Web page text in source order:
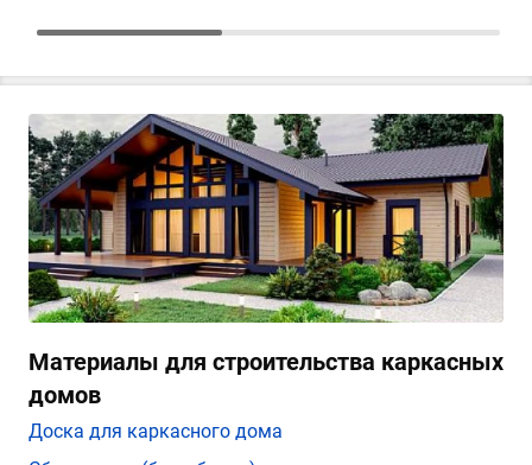
Материалы для строительства каркасных
домов
Доска для каркасного дома